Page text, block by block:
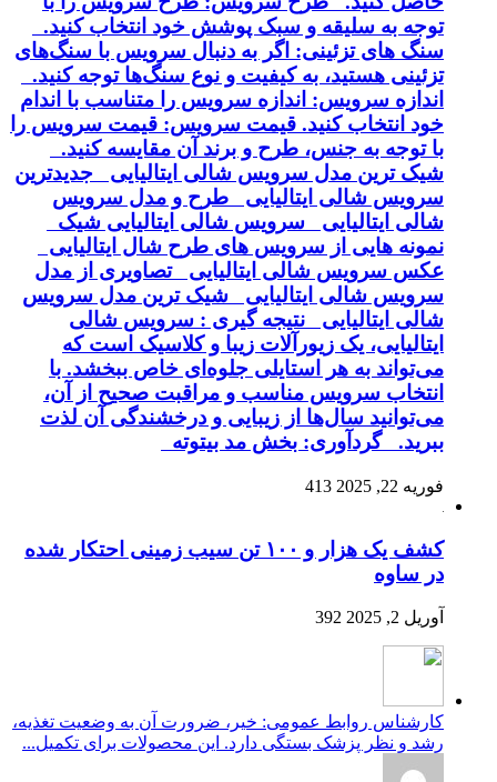
توجه به سلیقه و سبک پوشش خود انتخاب کنید.
سنگ های تزئینی: اگر به دنبال سرویس با سنگ‌های
تزئینی هستید، به کیفیت و نوع سنگ‌ها توجه کنید.
اندازه سرویس: اندازه سرویس را متناسب با اندام
خود انتخاب کنید. قیمت سرویس: قیمت سرویس را
با توجه به جنس، طرح و برند آن مقایسه کنید.
شیک ترین مدل سرویس شالی ایتالیایی جدیدترین
سرویس شالی ایتالیایی طرح و مدل سرویس
شالی ایتالیایی سرویس شالی ایتالیایی شیک
نمونه هایی از سرویس های طرح شال ایتالیایی
عکس سرویس شالی ایتالیایی تصاویری از مدل
سرویس شالی ایتالیایی شیک ترین مدل سرویس
شالی ایتالیایی نتیجه گیری : سرویس شالی
ایتالیایی، یک زیورآلات زیبا و کلاسیک است که
می‌تواند به هر استایلی جلوه‌ای خاص ببخشد. با
انتخاب سرویس مناسب و مراقبت صحیح از آن،
می‌توانید سال‌ها از زیبایی و درخشندگی آن لذت
ببرید. گردآوری: بخش مد بیتوته
فوریه 22, 2025 413
کشف یک هزار و ۱۰۰ تن سیب زمینی احتکار شده
در ساوه
آوریل 2, 2025 392
کارشناس روابط عمومی: خیر، ضرورت آن به وضعیت تغذیه،
رشد و نظر پزشک بستگی دارد. این محصولات برای تکمیل...